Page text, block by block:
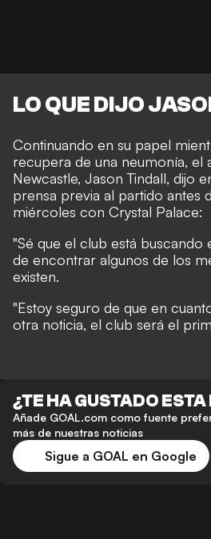
LO QUE DIJO
Continuando en su papel
recupera de una neumonía, el
Newcastle, Jason Tindall, dijo
prensa previa al partido antes
miércoles con Crystal Palace:
"Sé que el club está buscando
de encontrar algunos de los
existen.
"Estoy seguro de que en
otra noticia, el club será el
¿TE HA GUSTADO
Añade GOAL.com como fuente
más de nuestras noticias
Sigue a GOAL en Google